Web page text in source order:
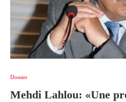
Dossier
Mehdi Lahlou: «Une